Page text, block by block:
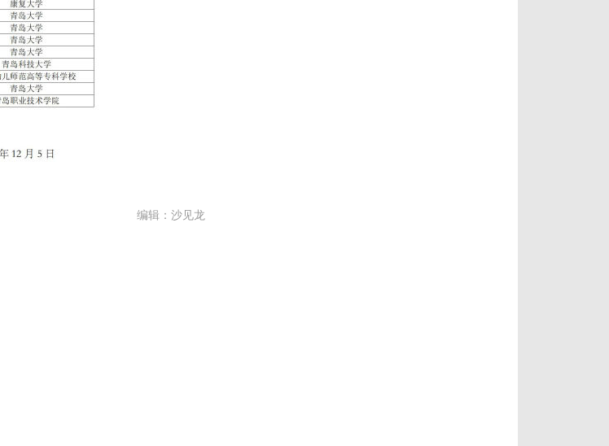
编辑：沙见龙